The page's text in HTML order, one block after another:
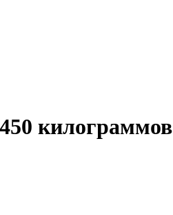
килограммов